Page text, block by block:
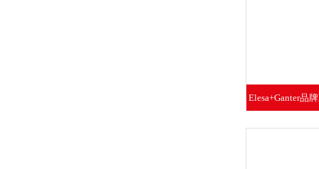
Elesa+Ganter品